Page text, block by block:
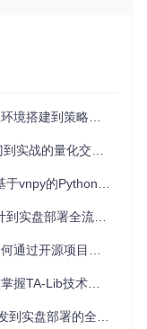
策
，从编程语言到数
直接决定了框架的
维度进行技术决策
适用场景
中小规模回测
实战的7个进阶技巧
量化交易进阶指南
自动化交易开发
盘部署全流程解析
快速构建实战能力
Lib技术指标计算
署的全流程解决方案